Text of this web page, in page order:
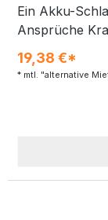
Geräusch: 3
Beton: 9,0 m/
Mitgeliefertes Zubehör:
Ein Akku-
Ansprüche
und
(harter
Lieferung
19,38 €*
* mtl. "alternative